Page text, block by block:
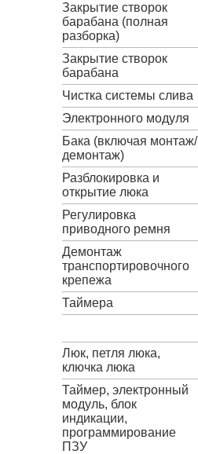
Закрытие створок
барабана (полная
разборка)
Закрытие створок
барабана
Чистка системы слива
Электронного модуля
Бака (включая монтаж/
демонтаж)
Разблокировка и
открытие люка
Регулировка
приводного ремня
Демонтаж
транспортировочного
крепежа
Таймера
Люк, петля люка,
ключка люка
Таймер, электронный
модуль, блок
индикации,
программирование
ПЗУ